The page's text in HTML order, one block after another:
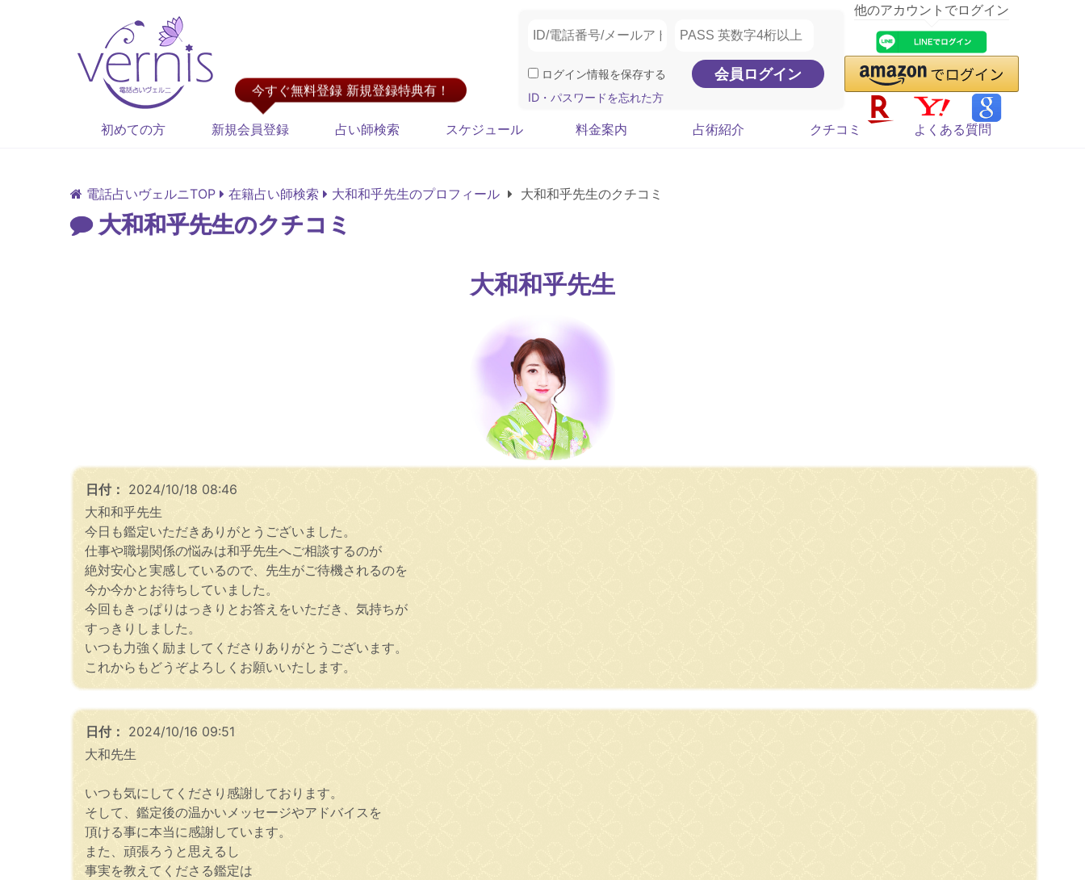
今すぐ無料登録 新規登録特典有！
ログイン情報を保存する
ID・パスワードを忘れた方
他のアカウントでログイン
初めての方 新規会員登録 占い師検索 スケジュール 料金案内 占術紹介 クチコミ よくある質問
電話占いヴェルニTOP 在籍占い師検索 大和和乎先生のプロフィール 大和和乎先生のクチコミ
大和和乎先生のクチコミ
大和和乎先生
日付： 2024/10/18 08:46
大和和乎先生
今日も鑑定いただきありがとうございました。
仕事や職場関係の悩みは和乎先生へご相談するのが
絶対安心と実感しているので、先生がご待機されるのを
今か今かとお待ちしていました。
今回もきっぱりはっきりとお答えをいただき、気持ちが
すっきりしました。
いつも力強く励ましてくださりありがとうございます。
これからもどうぞよろしくお願いいたします。
日付： 2024/10/16 09:51
大和先生
いつも気にしてくださり感謝しております。
そして、鑑定後の温かいメッセージやアドバイスを
頂ける事に本当に感謝しています。
また、頑張ろうと思えるし
事実を教えてくださる鑑定は